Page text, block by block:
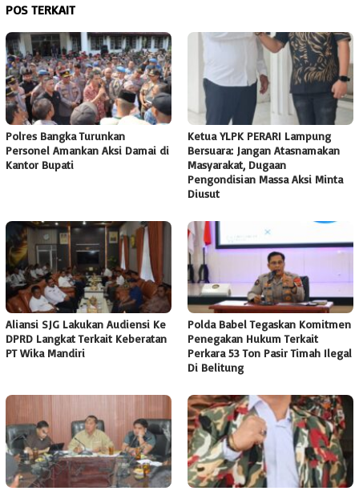
POS TERKAIT
Polres Bangka Turunkan
Personel Amankan Aksi Damai di
Kantor Bupati
Ketua YLPK PERARI Lampung
Bersuara: Jangan Atasnamakan
Masyarakat, Dugaan
Pengondisian Massa Aksi Minta
Diusut
Aliansi SJG Lakukan Audiensi Ke
DPRD Langkat Terkait Keberatan
PT Wika Mandiri
Polda Babel Tegaskan Komitmen
Penegakan Hukum Terkait
Perkara 53 Ton Pasir Timah Ilegal
Di Belitung